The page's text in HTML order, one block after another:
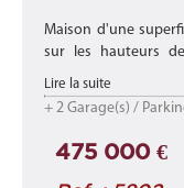
Maison d'une
sur les hauteurs
commerces et de
occupants un cadre
Lire la suite
+ 2 Garage(s) /
475 000 €